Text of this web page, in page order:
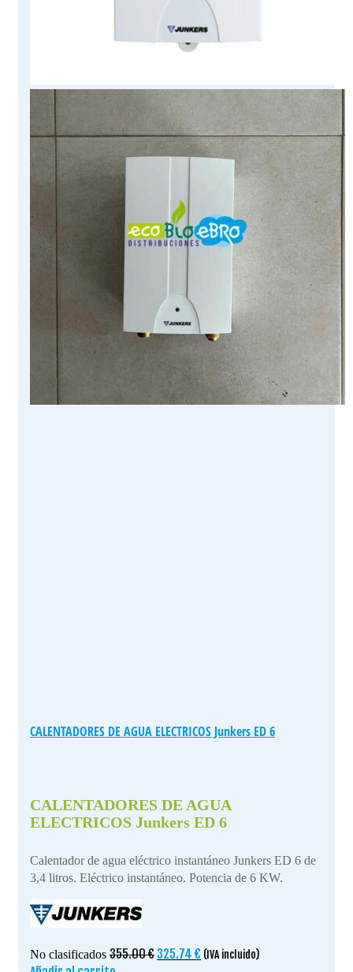
CALENTADORES DE AGUA ELECTRICOS Junkers ED 6
CALENTADORES DE AGUA
ELECTRICOS Junkers ED 6
Calentador de agua eléctrico instantáneo Junkers ED 6 de
3,4 litros. Eléctrico instantáneo. Potencia de 6 KW.
No clasificados 355.00€ El
325.74 € El
(IVA incluido)